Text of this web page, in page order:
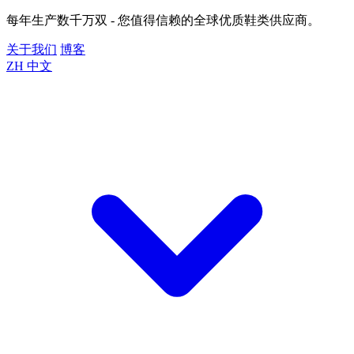
每年生产数千万双 - 您值得信赖的全球优质鞋类供应商。
关于我们 博客
ZH 中文